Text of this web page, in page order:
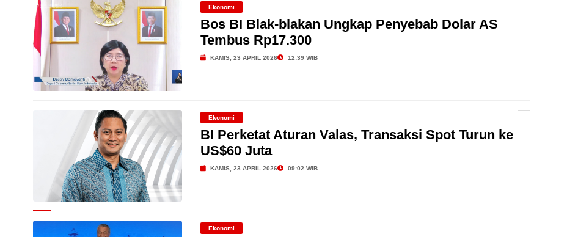
Ekonomi
Bos BI Blak-blakan Ungkap Penyebab Dolar AS
Tembus Rp17.300
KAMIS, 23 APRIL 2026 12:39 WIB
Ekonomi
BI Perketat Aturan Valas, Transaksi Spot Turun ke
US$60 Juta
KAMIS, 23 APRIL 2026 09:02 WIB
Ekonomi